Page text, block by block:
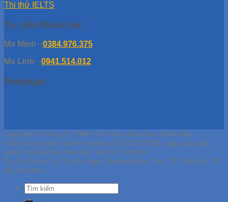
Thi thử IELTS
Tư vấn khóa học
Ms Minh - 0384.976.375
Ms Linh - 0941.514.012
Fanpage
Copyright © Công Ty TNHH Tư Vấn & Giáo Dục Thiên Bảo
Giấy chứng nhận doanh nghiệp số: 0313739102, Ngày cấp giấy
phép: 07/04/2016, Nơi cấp: SKHDT TP.HCM
Trụ Sở Chính Tại 70 Hữu Nghị, Phường Bình Thọ, TP Thủ Đức, TP
Hồ Chí Minh